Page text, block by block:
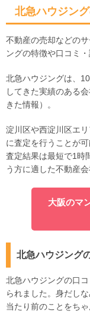
北急ハウジン
不動産の売却などの
ングの特徴や口コミ
北急ハウジングは、
してきた実績のある
きた情報）。
淀川区や西淀川区エ
に査定を行うことが
査定結果は最短で1時
う方に適した不動産
大阪のマ
北急ハウジング
北急ハウジングの口
られました。身だし
当たり前のことをち